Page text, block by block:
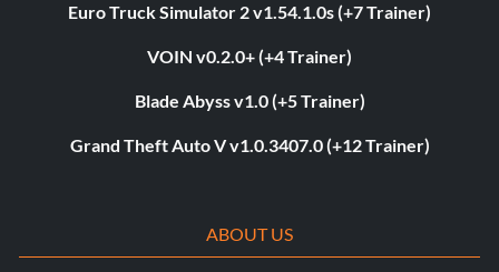
Euro Truck Simulator 2 v1.54.1.0s (+7 Trainer)
VOIN v0.2.0+ (+4 Trainer)
Blade Abyss v1.0 (+5 Trainer)
Grand Theft Auto V v1.0.3407.0 (+12 Trainer)
ABOUT US